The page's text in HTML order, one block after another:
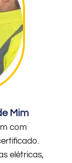
Mim
com
elétricas,